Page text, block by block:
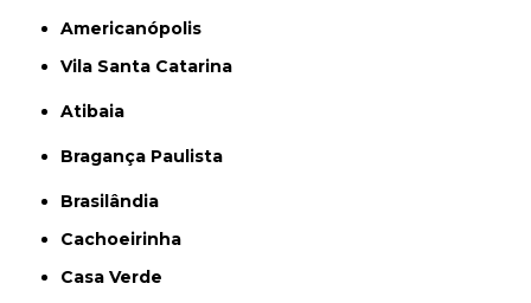
Americanópolis
Vila Santa Catarina
Atibaia
Bragança Paulista
Brasilândia
Cachoeirinha
Casa Verde